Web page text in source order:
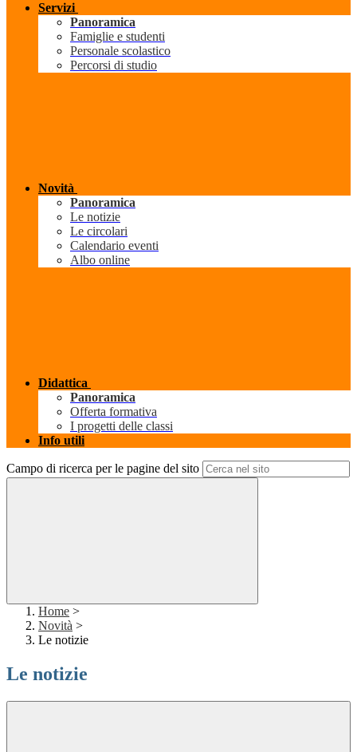
Servizi
Panoramica
Famiglie e studenti
Personale scolastico
Percorsi di studio
Novità
Panoramica
Le notizie
Le circolari
Calendario eventi
Albo online
Didattica
Panoramica
Offerta formativa
I progetti delle classi
Info utili
Campo di ricerca per le pagine del sito
Home >
Novità >
Le notizie
Le notizie